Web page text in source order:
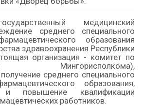
медицинский
среднего специального
образования
здравоохранения Республики
организация - комитет по
Мингорисполкома),
среднего специального
образования,
и повышение квалификации
работников.